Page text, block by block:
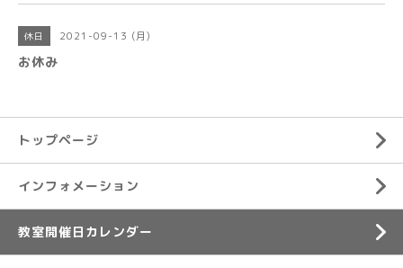
休日 2021-09-13 (月)
お休み
トップページ
インフォメーション
教室開催日カレンダー